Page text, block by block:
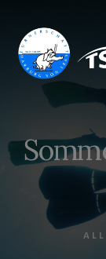
content